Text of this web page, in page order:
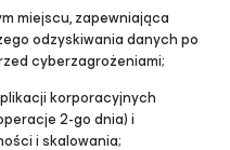
miejscu, zapewniająca
odzyskiwania danych po
cyberzagrożeniami;
korporacyjnych
2-go dnia) i
i skalowania;